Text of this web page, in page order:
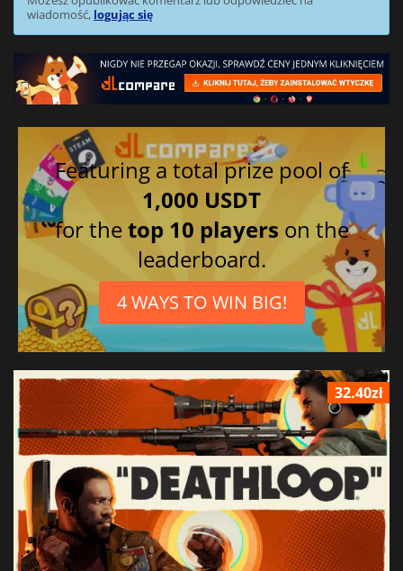
wiadomość, logując się
Featuring a total prize pool of
1,000 USDT
for thetop 10 players on the
leaderboard.
4 WAYS TO WIN BIG!
32.40zł